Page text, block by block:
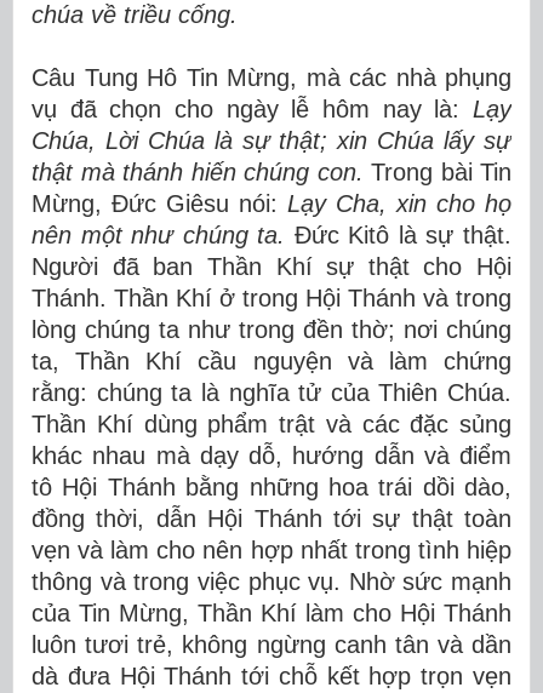
chúa về triều cống.
Câu Tung Hô Tin Mừng, mà các nhà phụng
vụ đã chọn cho ngày lễ hôm nay là: Lạy
Chúa, Lời Chúa là sự thật; xin Chúa lấy sự
thật mà thánh hiến chúng con. Trong bài Tin
Mừng, Đức Giêsu nói: Lạy Cha, xin cho họ
nên một như chúng ta. Đức Kitô là sự thật.
Người đã ban Thần Khí sự thật cho Hội
Thánh. Thần Khí ở trong Hội Thánh và trong
lòng chúng ta như trong đền thờ; nơi chúng
ta, Thần Khí cầu nguyện và làm chứng
rằng: chúng ta là nghĩa tử của Thiên Chúa.
Thần Khí dùng phẩm trật và các đặc sủng
khác nhau mà dạy dỗ, hướng dẫn và điểm
tô Hội Thánh bằng những hoa trái dồi dào,
đồng thời, dẫn Hội Thánh tới sự thật toàn
vẹn và làm cho nên hợp nhất trong tình hiệp
thông và trong việc phục vụ. Nhờ sức mạnh
của Tin Mừng, Thần Khí làm cho Hội Thánh
luôn tươi trẻ, không ngừng canh tân và dần
dà đưa Hội Thánh tới chỗ kết hợp trọn vẹn